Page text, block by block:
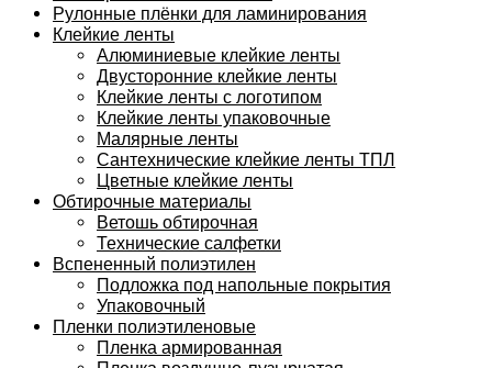
Рулонные плёнки для ламинирования
Клейкие ленты
Алюминиевые клейкие ленты
Двусторонние клейкие ленты
Клейкие ленты с логотипом
Клейкие ленты упаковочные
Малярные ленты
Сантехнические клейкие ленты ТПЛ
Цветные клейкие ленты
Обтирочные материалы
Ветошь обтирочная
Технические салфетки
Вспененный полиэтилен
Подложка под напольные покрытия
Упаковочный
Пленки полиэтиленовые
Пленка армированная